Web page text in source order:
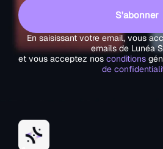
S'abonner
En saisissant votre email, vous
emails de Lunéa
et vous acceptez nos conditions
de